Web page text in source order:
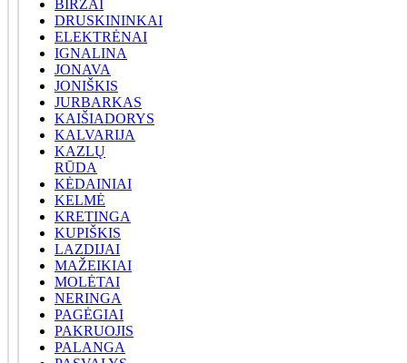
BIRŽAI
DRUSKININKAI
ELEKTRĖNAI
IGNALINA
JONAVA
JONIŠKIS
JURBARKAS
KAIŠIADORYS
KALVARIJA
KAZLŲ
RŪDA
KĖDAINIAI
KELMĖ
KRETINGA
KUPIŠKIS
LAZDIJAI
MAŽEIKIAI
MOLĖTAI
NERINGA
PAGĖGIAI
PAKRUOJIS
PALANGA